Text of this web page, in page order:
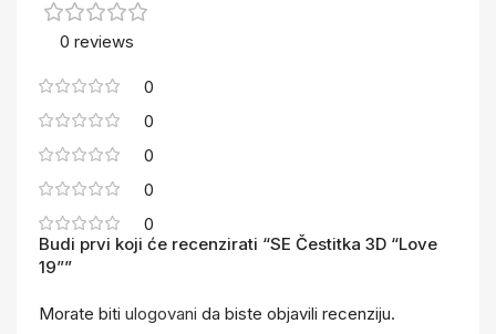
0 reviews
0
0
0
0
0
Budi prvi koji će recenzirati “SE Čestitka 3D “Love
19””
Morate biti ulogovani da biste objavili recenziju.